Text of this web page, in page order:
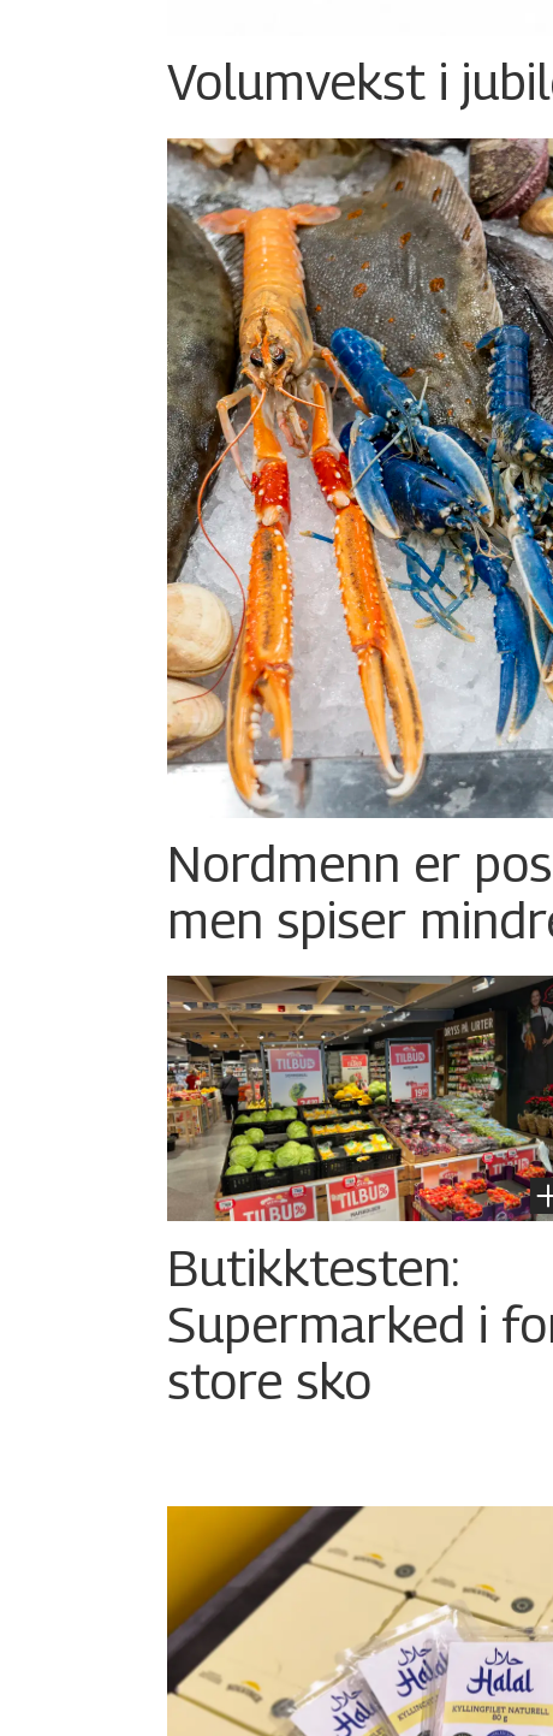
Volumvekst i
Nordmenn er
men spiser
Butikktesten:
Supermarked i
store sko